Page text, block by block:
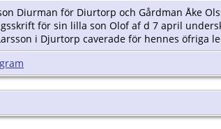
Diurman för Diurtorp och Gårdman Åke
för sin lilla son Olof af d 7 april
i Djurtorp caverade för hennes öfriga